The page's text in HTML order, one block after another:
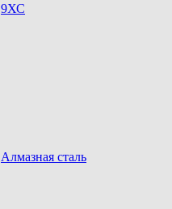
9ХС
Алмазная сталь